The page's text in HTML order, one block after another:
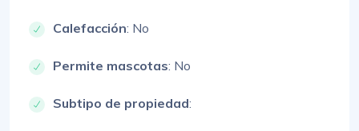
Calefacción: No
Permite mascotas: No
Subtipo de propiedad: